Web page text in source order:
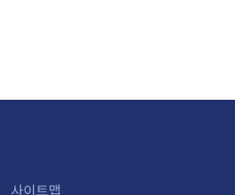
사이트맵